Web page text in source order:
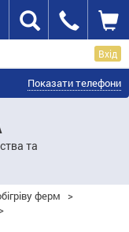
Вхід
Показати телефони
та
ферм
>
>